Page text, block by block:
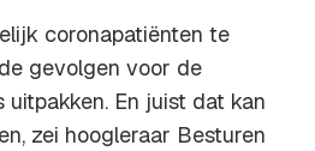
coronapatiënten te
gevolgen voor de
uitpakken. En juist dat kan
zei hoogleraar Besturen